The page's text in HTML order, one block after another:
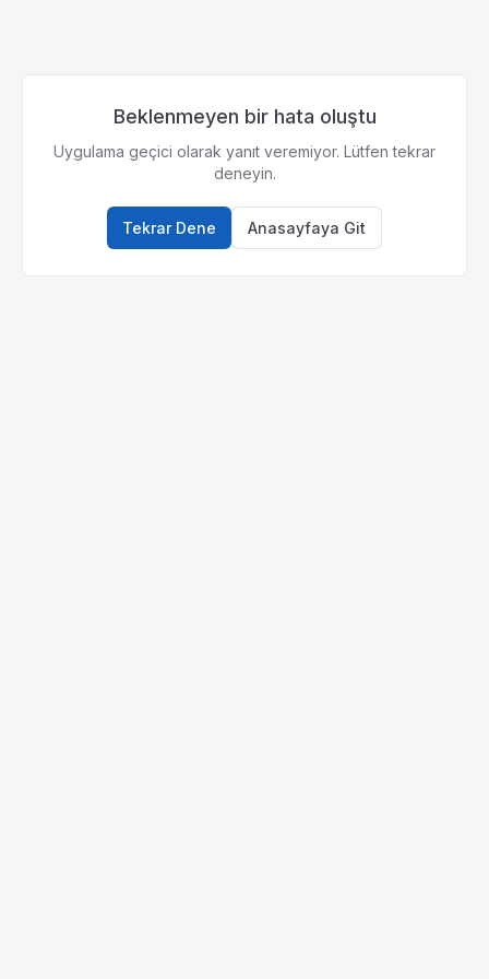
Beklenmeyen bir hata oluştu
Uygulama geçici olarak yanıt veremiyor. Lütfen tekrar
deneyin.
Tekrar Dene Anasayfaya Git